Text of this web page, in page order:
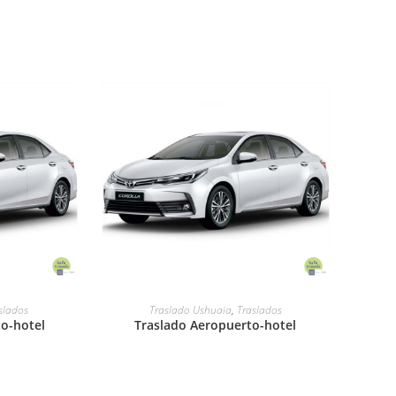
hotel
LEER MÁS
Traslado Ushuaia, Traslados
Traslado Aeropuerto-hotel